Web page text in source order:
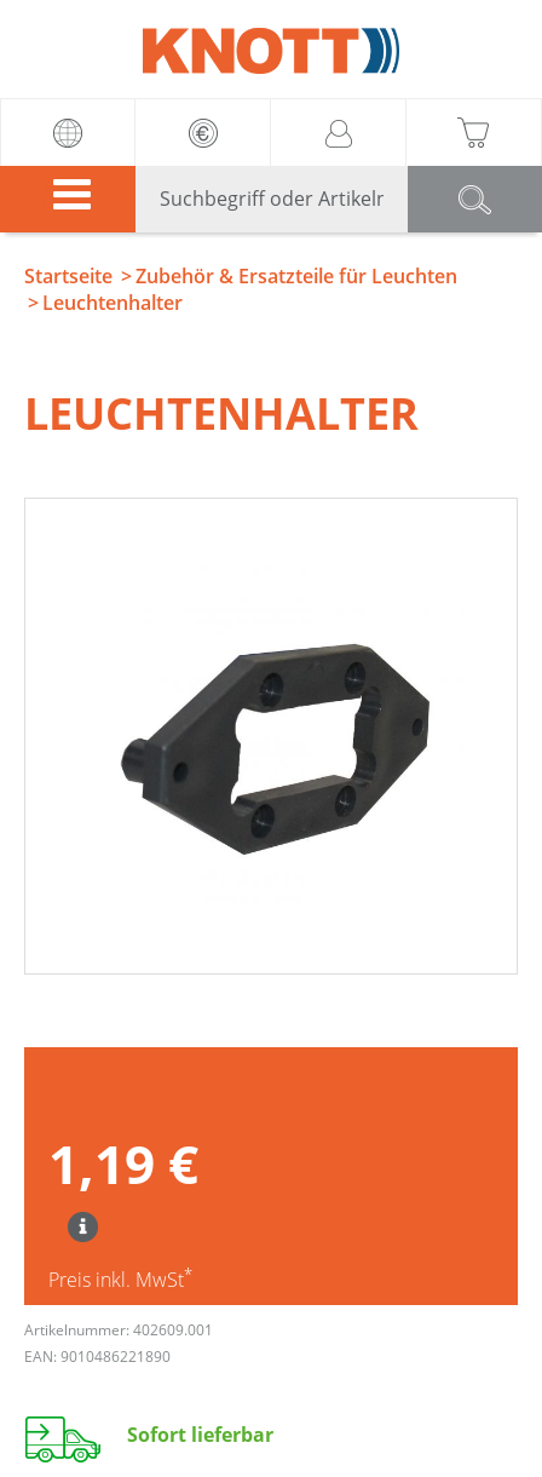
Startseite
Zubehör & Ersatzteile für Leuchten
Leuchtenhalter
LEUCHTENHALTER
1,19 €
Preis inkl. MwSt*
Artikelnummer: 402609.001
EAN: 9010486221890
Sofort lieferbar